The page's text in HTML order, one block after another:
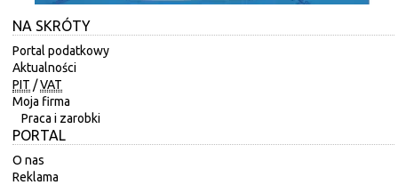
NA SKRÓTY
Portal podatkowy
Aktualności
PIT /VAT
Moja firma
Praca i zarobki
PORTAL
O nas
Reklama